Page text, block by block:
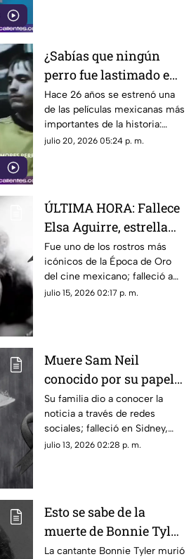
¿Sabías que ningún
perro fue lastimado en
la película Amores
Perros?
Hace 26 años se estrenó una
de las películas mexicanas más
importantes de la historia:
Amores Perros
julio 20, 2026 05:24 p. m.
ÚLTIMA HORA: Fallece
Elsa Aguirre, estrella
del Cine de Oro
mexicano; esto
sabemos
Fue uno de los rostros más
icónicos de la Época de Oro
del cine mexicano; falleció a
los 95 años
julio 15, 2026 02:17 p. m.
Muere Sam Neil
conocido por su papel
en Jurassic Park luego
de que anunciara su
recuperación de cáncer
Su familia dio a conocer la
noticia a través de redes
sociales; falleció en Sidney,
Australia
julio 13, 2026 02:28 p. m.
Esto se sabe de la
muerte de Bonnie Tyler,
cantante de “Total
La cantante Bonnie Tyler murió